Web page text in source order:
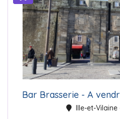
Ille-et-Vilaine